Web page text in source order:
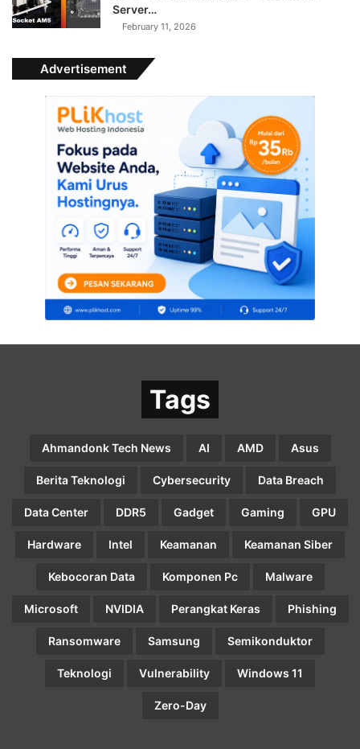
Server…
February 11, 2026
Advertisement
Tags
Ahmandonk Tech News AI AMD Asus
Berita Teknologi Cybersecurity Data Breach
Data Center DDR5 Gadget Gaming GPU
Hardware Intel Keamanan Keamanan Siber
Kebocoran Data Komponen Pc Malware
Microsoft NVIDIA Perangkat Keras Phishing
Ransomware Samsung Semikonduktor
Teknologi Vulnerability Windows 11
Zero-Day